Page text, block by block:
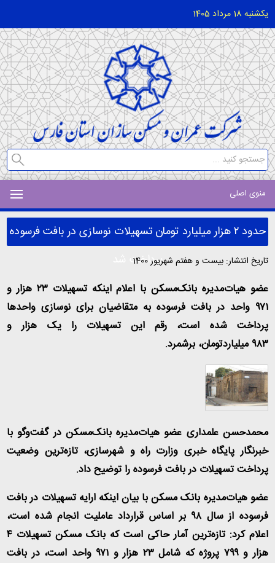
یکشنبه 18 مرداد 1405
منوی اصلی
حدود ۲ هزار میلیارد تومان تسهیلات نوسازی در بافت فرسوده
پرداخت شدتاریخ انتشار: بیست و هفتم شهریور 1400
عضو هیات‌مدیره بانک‌مسکن با اعلام اینکه تسهیلات۲۳ هزار و
۹۷۱ واحد در بافت فرسوده به متقاضیان برای نوسازی واحدها
پرداخت شده است، رقم این تسهیلات را یک‌ هزار و
۹۸۳میلیاردتومان، برشمرد.
محمدحسن علمداری عضو هیات‌مدیره بانک‌مسکن در گفت‌وگو با
خبرنگار پایگاه خبری وزارت راه و شهرسازی، تازه‌ترین وضعیت
پرداخت تسهیلات در بافت فرسوده را توضیح داد.
عضو هیات‌مدیره بانک مسکن با بیان اینکه ارایه تسهیلات در بافت‌
فرسوده از سال ۹۸ بر اساس قرارداد عاملیت انجام شده است،
اعلام کرد: تازه‌ترین آمار حاکی است که بانک مسکن تسهیلات ۴
هزار و ۷۹۹ پروژه که شامل ۲۳ هزار و ۹۷۱ واحد است، در بافت